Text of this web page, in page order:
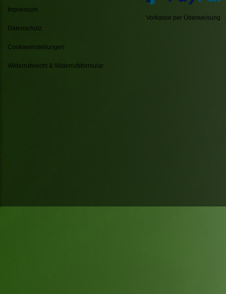
Impressum
Datenschutz
Cookieeinstellungen
Widerrufsrecht & Widerrufsformular
Vorkasse per Überweisung